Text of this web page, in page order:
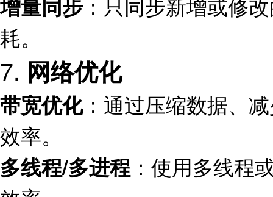
增量同步
耗。
7. 网络优化
带宽优化：通过压缩数据、
效率。
多线程/多进程 ：使用多线程